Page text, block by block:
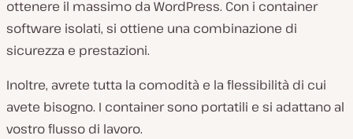
ottenere il massimo da WordPress. Con i container
software isolati, si ottiene una combinazione di
sicurezza e prestazioni.
Inoltre, avrete tutta la comodità e la flessibilità di cui
avete bisogno. I container sono portatili e si adattano al
vostro flusso di lavoro.